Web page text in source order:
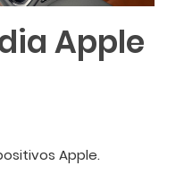
Apple
Apple.